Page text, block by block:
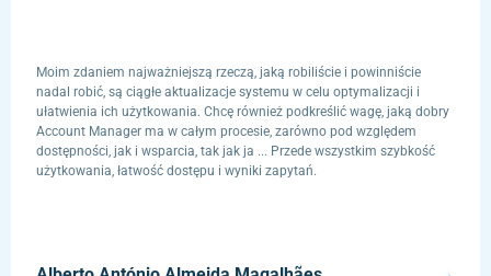
Moim zdaniem najważniejszą rzeczą, jaką robiliście i powinniście
nadal robić, są ciągłe aktualizacje systemu w celu optymalizacji i
ułatwienia ich użytkowania. Chcę również podkreślić wagę, jaką dobry
Account Manager ma w całym procesie, zarówno pod względem
dostępności, jak i wsparcia, tak jak ja ... Przede wszystkim szybkość
użytkowania, łatwość dostępu i wyniki zapytań.